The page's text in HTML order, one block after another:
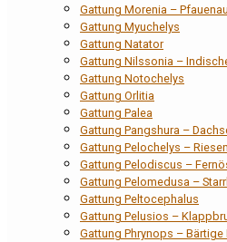
Gattung Morenia –
Gattung Myuchelys
Gattung Natator
Gattung Nilssonia –
Gattung Notochelys
Gattung Orlitia
Gattung Palea
Gattung Pangshura –
Gattung Pelochelys –
Gattung Pelodiscus –
Gattung Pelomedusa –
Gattung Peltocephalus
Gattung Pelusios –
Gattung Phrynops –